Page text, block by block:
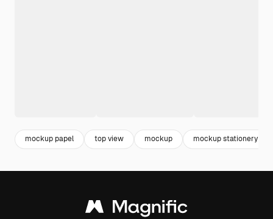
mockup papel top view mockup mockup stationery